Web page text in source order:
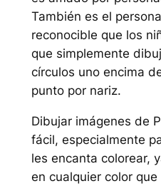
También es el
reconocible que los
que simplemente
círculos uno encima
punto por nariz.
Dibujar imágenes de
fácil, especialmente
les encanta colorear,
en cualquier color que